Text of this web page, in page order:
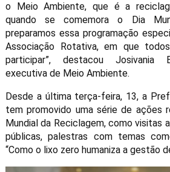
o Meio Ambiente, que é a
quando se comemora o Dia
preparamos essa programação
Associação Rotativa, em que
participar”, destacou Josivania
executiva de Meio Ambiente.
Desde a última terça-feira, 13, a
tem promovido uma série de ações
Mundial da Reciclagem, como visitas
públicas, palestras com temas
“Como o lixo zero humaniza a gestão